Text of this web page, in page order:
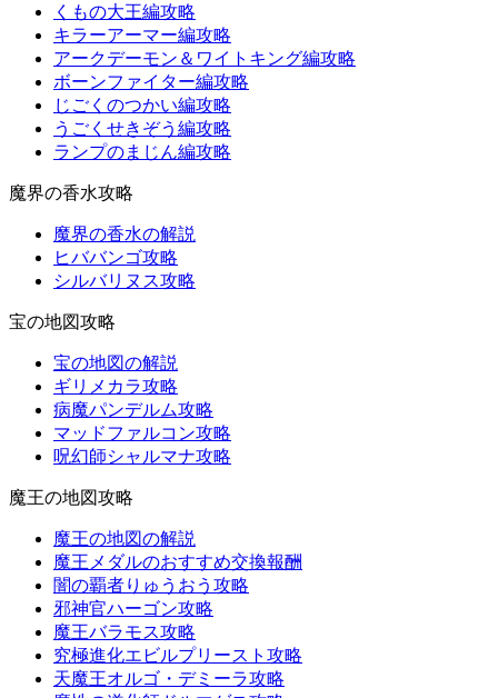
くもの大王編攻略
キラーアーマー編攻略
アークデーモン＆ワイトキング編攻略
ボーンファイター編攻略
じごくのつかい編攻略
うごくせきぞう編攻略
ランプのまじん編攻略
魔界の香水攻略
魔界の香水の解説
ヒババンゴ攻略
シルバリヌス攻略
宝の地図攻略
宝の地図の解説
ギリメカラ攻略
病魔パンデルム攻略
マッドファルコン攻略
呪幻師シャルマナ攻略
魔王の地図攻略
魔王の地図の解説
魔王メダルのおすすめ交換報酬
闇の覇者りゅうおう攻略
邪神官ハーゴン攻略
魔王バラモス攻略
究極進化エビルプリースト攻略
天魔王オルゴ・デミーラ攻略